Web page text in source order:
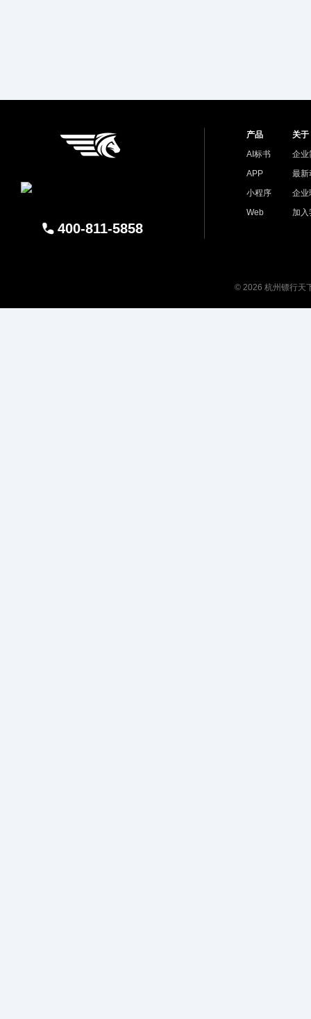
400-811-5858
产品
AI标书
APP
小程序
Web
关于
企业
最新
企业
加入
© 2026 杭州镖行天